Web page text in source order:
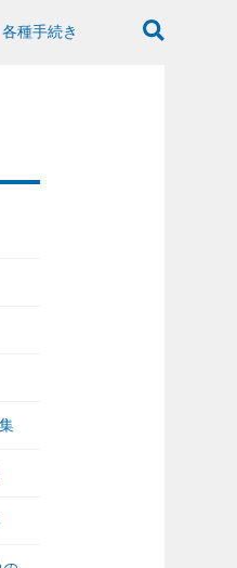
各種手続き